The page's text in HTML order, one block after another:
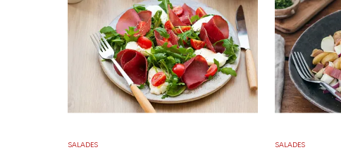
SALADES SALADES